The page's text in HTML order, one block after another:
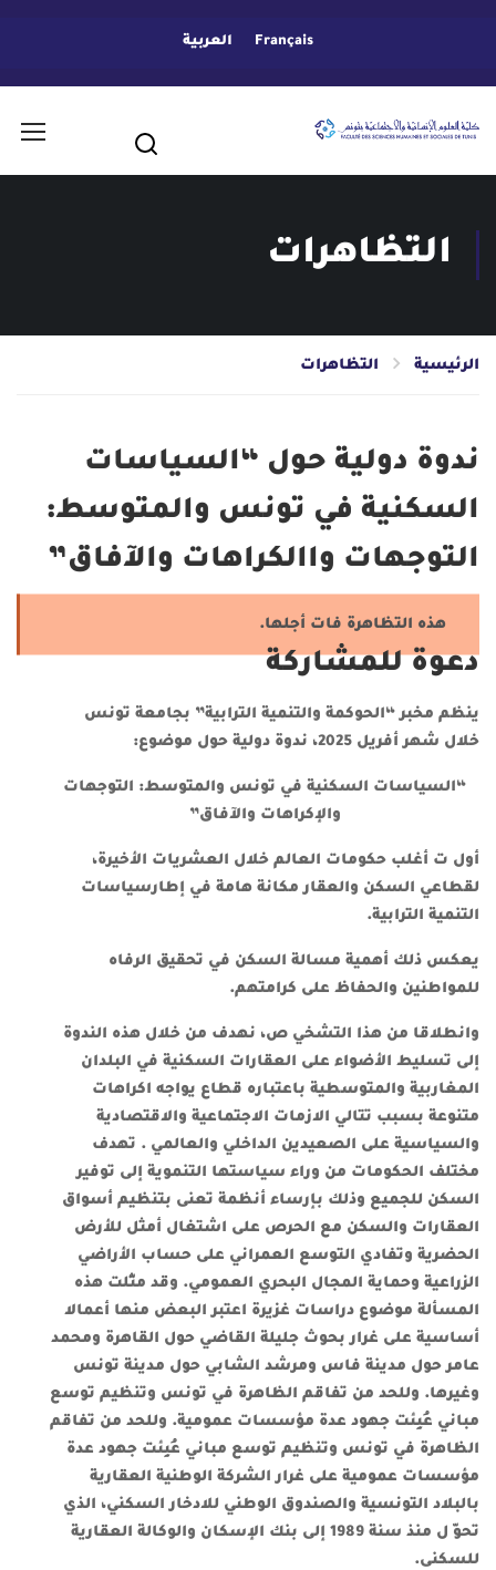
Français العربية
التظاهرات
الرئيسية التظاهرات
ندوة دولية حول “السياسات
السكنية في تونس والمتوسط:
التوجهات واالكراهات والآفاق”
هذه التظاهرة فات أجلها.
دعوة للمشاركة
ينظم مخبر “الحوكمة والتنمية الترابية” بجامعة تونس
خلال شهر أفريل 2025، ندوة دولية حول موضوع:
“السياسات السكنية في تونس والمتوسط: التوجهات
والإكراهات والآفاق”
أول ت أغلب حكومات العالم خلال العشريات الأخيرة،
لقطاعي السكن والعقار مكانة هامة في إطارسياسات
التنمية الترابية.
يعكس ذلك أهمية مسالة السكن في تحقيق الرفاه
للمواطنين والحفاظ على كرامتهم.
وانطلاقا من هذا التشخي ص، نهدف من خلال هذه الندوة
إلى تسليط الأضواء على العقارات السكنية في البلدان
المغاربية والمتوسطية باعتباره قطاع يواجه اكراهات
متنوعة بسبب تتالي الازمات الاجتماعية والاقتصادية
والسياسية على الصعيدين الداخلي والعالمي . تهدف
مختلف الحكومات من وراء سياستها التنموية إلى توفير
السكن للجميع وذلك بإرساء أنظمة تعنى بتنظيم أسواق
العقارات والسكن مع الحرص على اشتغال أمثل للأرض
الحضرية وتفادي التوسع العمراني على حساب الأراضي
الزراعية وحماية المجال البحري العمومي. وقد مثّلت هذه
المسألة موضوع دراسات غزيرة اعتبر البعض منها أعمالا
أساسية على غرار بحوث جليلة القاضي حول القاهرة ومحمد
عامر حول مدينة فاس ومرشد الشابي حول مدينة تونس
وغيرها. وللحد من تفاقم الظاهرة في تونس وتنظيم توسع
مباني عُبِئت جهود عدة مؤسسات عمومية. وللحد من تفاقم
الظاهرة في تونس وتنظيم توسع مباني عُبِئت جهود عدة
مؤسسات عمومية على غرار الشركة الوطنية العقارية
بالبلاد التونسية والصندوق الوطني للادخار السكني، الذي
تحوّ ل منذ سنة 1989 إلى بنك الإسكان والوكالة العقارية
للسكنى.